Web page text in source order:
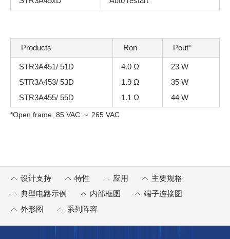
Products Ron Pout*
STR3A451/ 51D
STR3A453/ 53D
STR3A455/ 55D
4.0 Ω
1.9 Ω
1.1 Ω
23 W
35 W
44 W
*Open frame, 85 VAC ～ 265 VAC
设计支持 特性 应用
主要规格
典型电路示例
内部框图
端子连接图
外形图
系列阵容